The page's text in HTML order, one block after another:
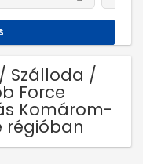
Szálloda /
Force
Komárom-
régióban